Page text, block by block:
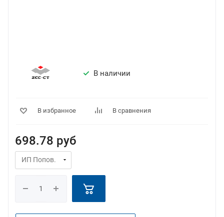
В наличии
В избранное В сравнения
698.78 руб